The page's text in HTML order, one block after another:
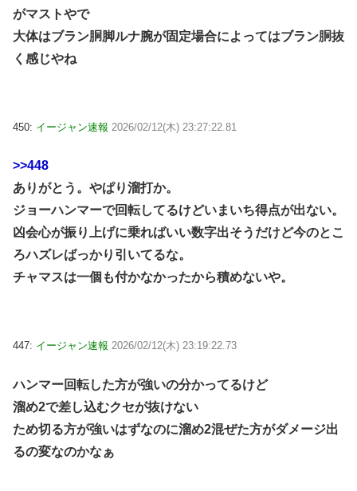
がマストやで
大体はブラン胴脚ルナ腕が固定場合によってはブラン胴抜
く感じやね
450: イージャン速報 2026/02/12(木) 23:27:22.81
>>448
ありがとう。やぱり溜打か。
ジョーハンマーで回転してるけどいまいち得点が出ない。
凶会心が振り上げに乗ればいい数字出そうだけど今のとこ
ろハズレばっかり引いてるな。
チャマスは一個も付かなかったから積めないや。
447: イージャン速報 2026/02/12(木) 23:19:22.73
ハンマー回転した方が強いの分かってるけど
溜め2で差し込むクセが抜けない
ため切る方が強いはずなのに溜め2混ぜた方がダメージ出
るの変なのかなぁ